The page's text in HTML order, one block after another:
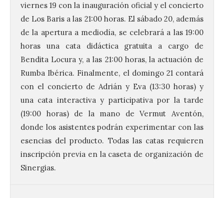
viernes 19 con la inauguración oficial y el concierto
de Los Baris a las 21:00 horas. El sábado 20, además
de la apertura a mediodía, se celebrará a las 19:00
horas una cata didáctica gratuita a cargo de
Bendita Locura y, a las 21:00 horas, la actuación de
Rumba Ibérica. Finalmente, el domingo 21 contará
con el concierto de Adrián y Eva (13:30 horas) y
una cata interactiva y participativa por la tarde
(19:00 horas) de la mano de Vermut Aventón,
donde los asistentes podrán experimentar con las
esencias del producto. Todas las catas requieren
inscripción previa en la caseta de organización de
Sinergias.
La UPSA impulsa la
creación musical con el I
Concurso Internacional de
Composición Coral Sacra
8 Ago 2026
Este certamen,
promovido por el Instituto
Universitario de Música
Sacra de la Universidad
Pontificia de Salamanca
(UPSA), premiará composiciones
inéditas, destinadas a coro, con un
premio de 3.000 euros. Las candidaturas